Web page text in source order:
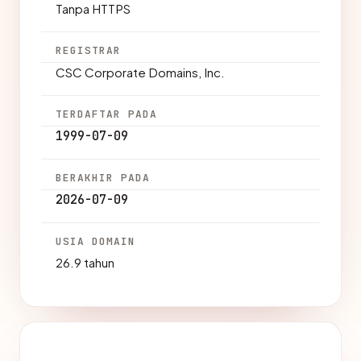
Tanpa HTTPS
REGISTRAR
CSC Corporate Domains, Inc.
TERDAFTAR PADA
1999-07-09
BERAKHIR PADA
2026-07-09
USIA DOMAIN
26.9 tahun